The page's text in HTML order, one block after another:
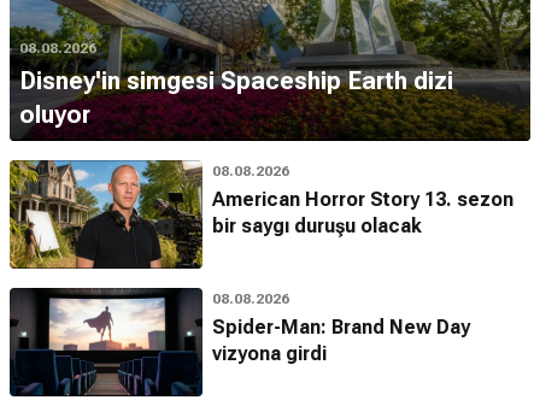
08.08.2026
Disney'in simgesi Spaceship Earth dizi
oluyor
08.08.2026
American Horror Story 13. sezon
bir saygı duruşu olacak
08.08.2026
Spider-Man: Brand New Day
vizyona girdi